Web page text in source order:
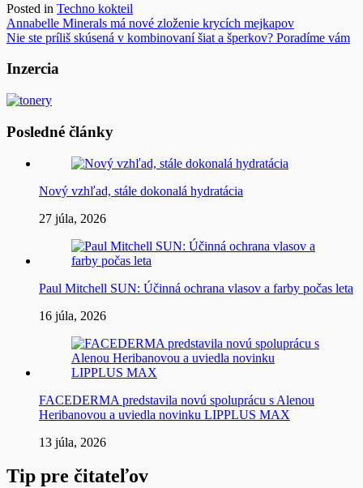
Posted in Techno kokteil
Navigácia
v
článku
Annabelle Minerals má nové zloženie krycích mejkapov
Nie ste príliš skúsená v kombinovaní šiat a šperkov? Poradíme vám
Inzercia
Posledné články
Nový vzhľad, stále dokonalá hydratácia
27 júla, 2026
Paul Mitchell SUN: Účinná ochrana vlasov a farby počas leta
16 júla, 2026
FACEDERMA predstavila novú spoluprácu s Alenou
Heribanovou a uviedla novinku LIPPLUS MAX
13 júla, 2026
Tip pre čitateľov